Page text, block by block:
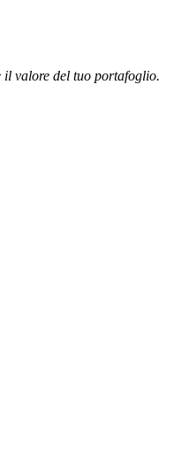
il valore del tuo portafoglio.